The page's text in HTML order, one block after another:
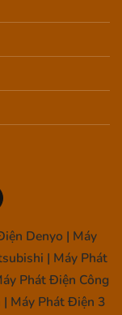
Denyo | Máy
| Máy Phát
Phát Điện Công
Máy Phát Điện 3